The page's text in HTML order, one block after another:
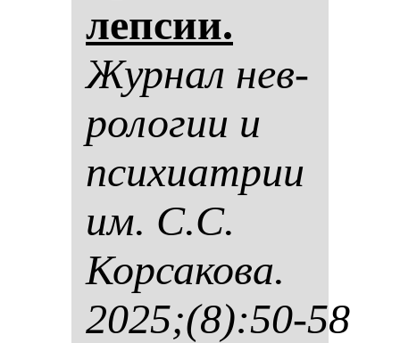
леп­сии.
Жур­нал нев­
ро­ло­гии и
пси­хи­ат­рии
им. С.С.
Кор­са­ко­ва.
2025;(8):50-58